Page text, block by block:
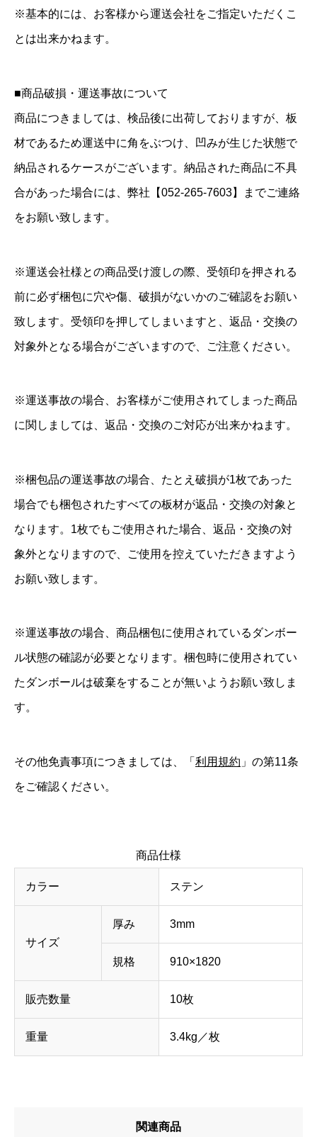
※基本的には、お客様から運送会社をご指定いただくこ
とは出来かねます。
■商品破損・運送事故について
商品につきましては、検品後に出荷しておりますが、板
材であるため運送中に角をぶつけ、凹みが生じた状態で
納品されるケースがございます。納品された商品に不具
合があった場合には、弊社【052-265-7603】までご連絡
をお願い致します。
※運送会社様との商品受け渡しの際、受領印を押される
前に必ず梱包に穴や傷、破損がないかのご確認をお願い
致します。受領印を押してしまいますと、返品・交換の
対象外となる場合がございますので、ご注意ください。
※運送事故の場合、お客様がご使用されてしまった商品
に関しましては、返品・交換のご対応が出来かねます。
※梱包品の運送事故の場合、たとえ破損が1枚であった
場合でも梱包されたすべての板材が返品・交換の対象と
なります。1枚でもご使用された場合、返品・交換の対
象外となりますので、ご使用を控えていただきますよう
お願い致します。
※運送事故の場合、商品梱包に使用されているダンボー
ル状態の確認が必要となります。梱包時に使用されてい
たダンボールは破棄をすることが無いようお願い致しま
す。
その他免責事項につきましては、「 利用規約 」の第11条
をご確認ください。
商品仕様
カラー ステン
サイズ
厚み 3mm
規格 910×1820
販売数量 10枚
重量 3.4kg／枚
関連商品